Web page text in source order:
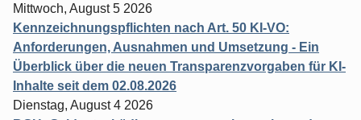
Mittwoch, August 5 2026
Kennzeichnungspflichten nach Art. 50 KI-VO:
Anforderungen, Ausnahmen und Umsetzung - Ein
Überblick über die neuen Transparenzvorgaben für KI-
Inhalte seit dem 02.08.2026
Dienstag, August 4 2026